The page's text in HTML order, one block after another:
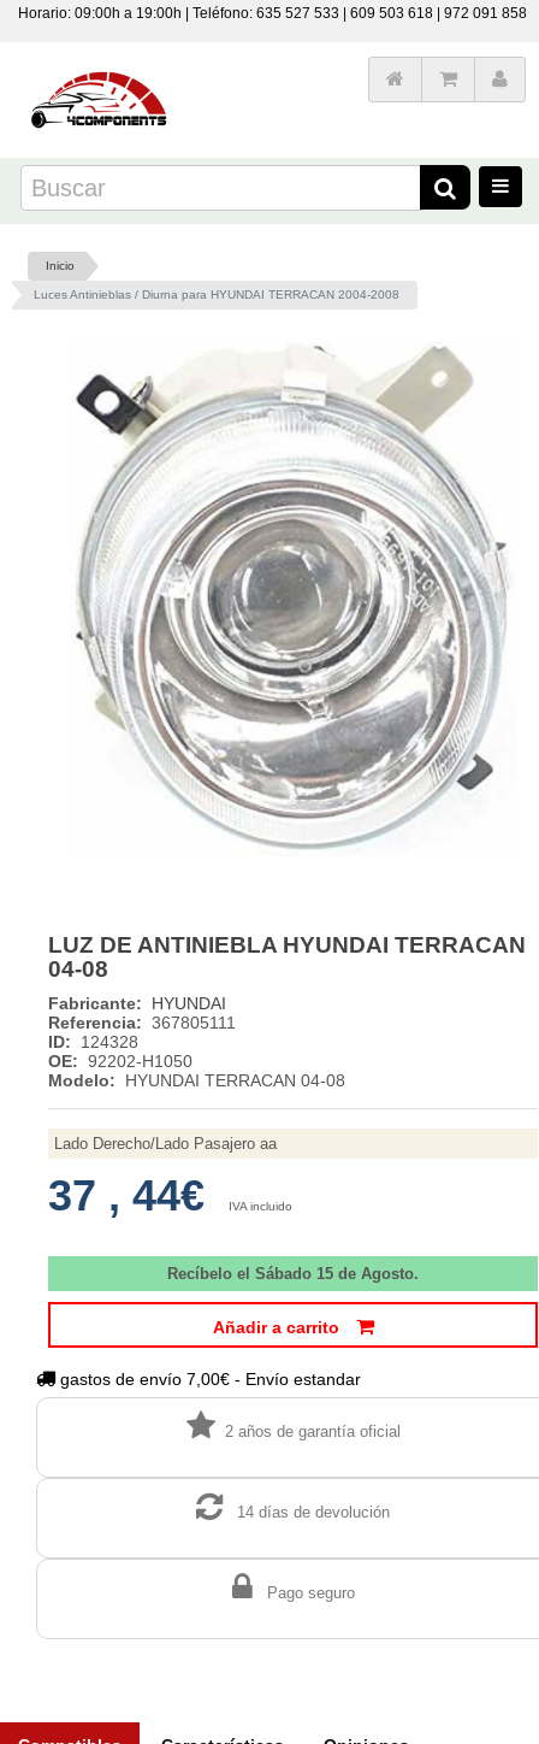
Horario: 09:00h a 19:00h | Teléfono: 635 527 533 | 609 503 618 | 972 091 858
Inicio
Luces Antinieblas / Diurna para HYUNDAI TERRACAN 2004-2008
LUZ DE ANTINIEBLA HYUNDAI TERRACAN
04-08
Fabricante:
HYUNDAI
Referencia: 367805111
ID:
124328
OE: 92202-H1050
Modelo:
HYUNDAI TERRACAN 04-08
Lado Derecho/Lado Pasajero aa
37 , 44€ IVA incluido
Recíbelo el Sábado 15 de Agosto.
Añadir a carrito
gastos de envío 7,00€ - Envío estandar
2 años de garantía oficial
14 días de devolución
Pago seguro